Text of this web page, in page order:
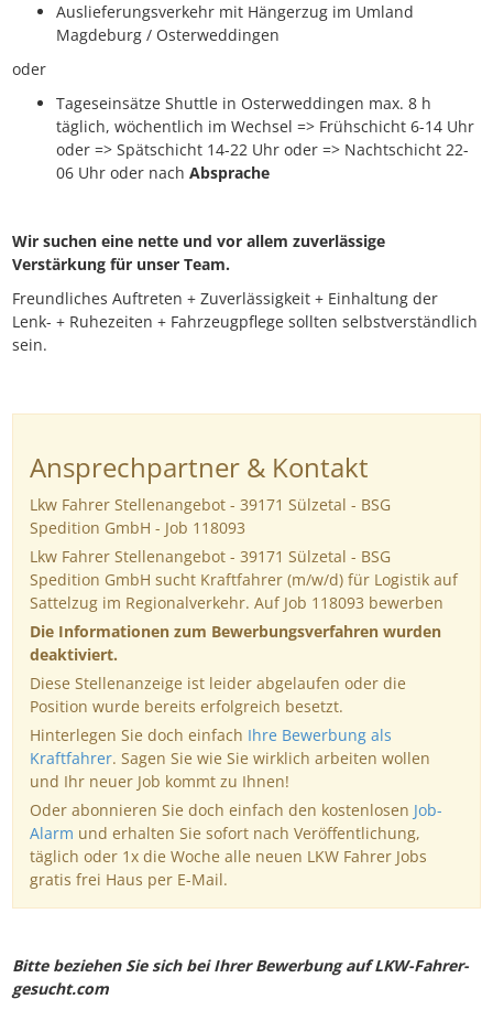
Auslieferungsverkehr mit Hängerzug im Umland
Magdeburg / Osterweddingen
oder
Tageseinsätze Shuttle in Osterweddingen max. 8 h
täglich, wöchentlich im Wechsel => Frühschicht 6-14 Uhr
oder => Spätschicht 14-22 Uhr oder => Nachtschicht 22-
06 Uhr oder nach Absprache
Wir suchen eine nette und vor allem zuverlässige
Verstärkung für unser Team.
Freundliches Auftreten + Zuverlässigkeit + Einhaltung der
Lenk- + Ruhezeiten + Fahrzeugpflege sollten selbstverständlich
sein.
Ansprechpartner & Kontakt
Lkw Fahrer Stellenangebot - 39171 Sülzetal - BSG
Spedition GmbH - Job 118093
Lkw Fahrer Stellenangebot - 39171 Sülzetal - BSG
Spedition GmbH sucht Kraftfahrer (m/w/d) für Logistik auf
Sattelzug im Regionalverkehr. Auf Job 118093 bewerben
Die Informationen zum Bewerbungsverfahren wurden
deaktiviert.
Diese Stellenanzeige ist leider abgelaufen oder die
Position wurde bereits erfolgreich besetzt.
Hinterlegen Sie doch einfach Ihre Bewerbung als
Kraftfahrer. Sagen Sie wie Sie wirklich arbeiten wollen
und Ihr neuer Job kommt zu Ihnen!
Oder abonnieren Sie doch einfach den kostenlosen Job-
Alarm und erhalten Sie sofort nach Veröffentlichung,
täglich oder 1x die Woche alle neuen LKW Fahrer Jobs
gratis frei Haus per E-Mail.
Bitte beziehen Sie sich bei Ihrer Bewerbung auf LKW-Fahrer-
gesucht.com